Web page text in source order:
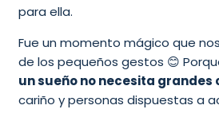
para ella.
Fue un momento mágico que
de los pequeños gestos 😊
un sueño no necesita grandes
cariño y personas dispuestas a